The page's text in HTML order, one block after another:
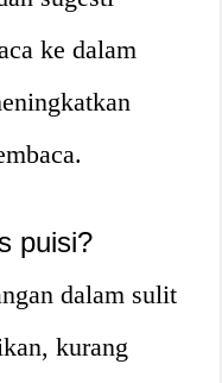
ke dalam
puisi?
dalam sulit
kurang